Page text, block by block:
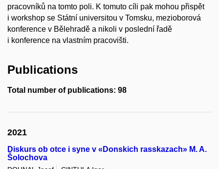
pracovníků na tomto poli. K tomuto cíli pak mohou přispět
i workshop se Státní universitou v Tomsku, mezioborová
konference v Bělehradě a nikoli v poslední řadě
i konference na vlastním pracovišti.
Publications
Total number of publications: 98
2021
Diskurs ob otce i syne v «Donskich rasskazach» M. A.
Šolochova